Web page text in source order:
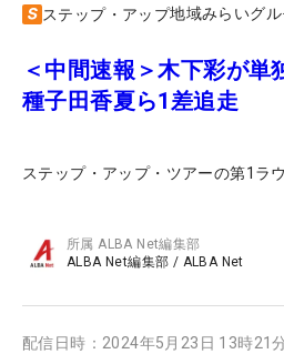
ステップ・アップ
＜中間速報＞木下彩が
種子田香夏ら1差追走
ステップ・アップ・ツアーの第1ラ
所属ALBA Net編集部
ALBA Net編集部 / ALBA Net
配信日時： 2024年5月23日 13時21